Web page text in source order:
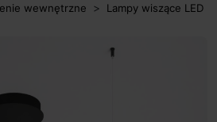
wewnętrzne Lampy wiszące LED